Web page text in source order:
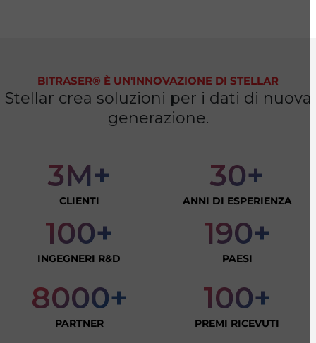
BITRASER® È UN'INNOVAZIONE DI STELLAR
Stellar crea soluzioni per i dati di nuova
generazione.
3M+
CLIENTI
30+
ANNI DI ESPERIENZA
100+
INGEGNERI R&D
190+
PAESI
8000+
PARTNER
100+
PREMI RICEVUTI